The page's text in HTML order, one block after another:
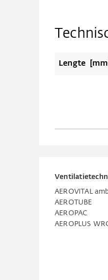
Lengte [mm]
AEROVITAL
AEROTUBE
AEROPAC
AEROPLUS